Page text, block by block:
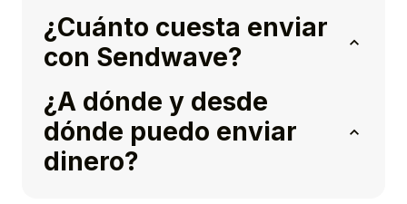
¿Cuánto cuesta enviar
con Sendwave?
¿A dónde y desde
dónde puedo enviar
dinero?